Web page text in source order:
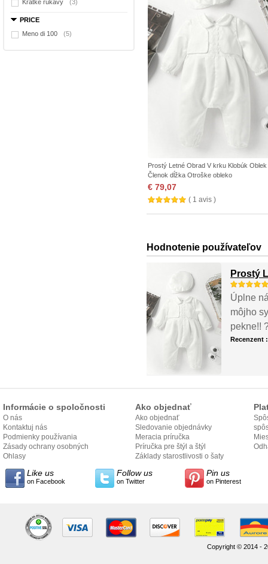
Krátke rukávy
(3)
PRICE
Meno di 100
(5)
Prostý Letné Obrad V krku Klobúk Oblek
Členok dĺžka Otroške obleko
€ 79,07
( 1 avis )
Hodnotenie používateľov
Prostý
Úplne
môjho
pekne!!
Recenzent
Informácie o spoločnosti
O nás
Kontaktuj nás
Podmienky používania
Zásady ochrany osobných
údajov
Ohlasy
Ako objednať
Ako objednať
Sledovanie objednávky
Meracia príručka
Príručka pre štýl a štýl
Základy starostlivosti o šaty
Like us
on Facebook
Follow us
on Twitter
Pin us
on Pinterest
Copyright © 2014 -